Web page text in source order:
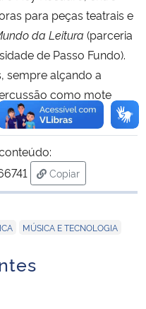
para peças teatrais e
da Leitura (parceria
de Passo Fundo).
sempre alçando a
como mote
Copiar
para área de
MÚSICA E TECNOLOGIA